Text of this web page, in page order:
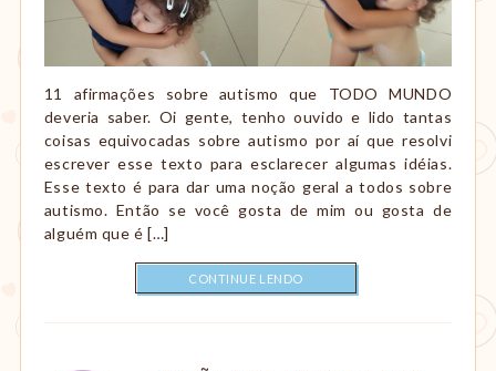
11 afirmações sobre autismo que TODO MUNDO
deveria saber. Oi gente, tenho ouvido e lido tantas
coisas equivocadas sobre autismo por aí que resolvi
escrever esse texto para esclarecer algumas idéias.
Esse texto é para dar uma noção geral a todos sobre
autismo. Então se você gosta de mim ou gosta de
alguém que é […]
CONTINUE LENDO